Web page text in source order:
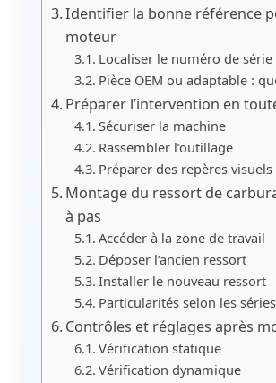
Identifier la bonne référence
moteur
Localiser le numéro de série
Pièce OEM ou adaptable :
Préparer l’intervention en
Sécuriser la machine
Rassembler l’outillage
Préparer des repères visuels
Montage du ressort de
à pas
Accéder à la zone de travail
Déposer l’ancien ressort
Installer le nouveau ressort
Particularités selon les
Contrôles et réglages après
Vérification statique
Vérification dynamique